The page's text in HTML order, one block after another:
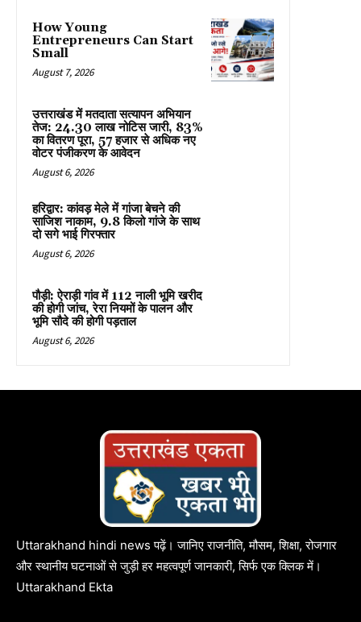
How Young
Entrepreneurs Can Start
Small
August 7, 2026
उत्तराखंड में मतदाता सत्यापन अभियान
तेज: 24.30 लाख नोटिस जारी, 83%
का वितरण पूरा, 57 हजार से अधिक नए
वोटर पंजीकरण के आवेदन
August 6, 2026
हरिद्वार: कांवड़ मेले में गांजा बेचने की
साजिश नाकाम, 9.8 किलो गांजे के साथ
दो सगे भाई गिरफ्तार
August 6, 2026
पौड़ी: ऐराड़ी गांव में 112 नाली भूमि खरीद
की होगी जांच, रेरा नियमों के पालन और
भूमि सौदे की होगी पड़ताल
August 6, 2026
Uttarakhand hindi news पढ़ें। जानिए राजनीति, मौसम, शिक्षा, रोजगार
और स्थानीय घटनाओं से जुड़ी हर महत्वपूर्ण जानकारी, सिर्फ एक क्लिक में।
Uttarakhand Ekta